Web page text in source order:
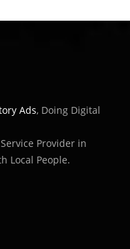
Ads, Doing Digital
Provider in
Local People.